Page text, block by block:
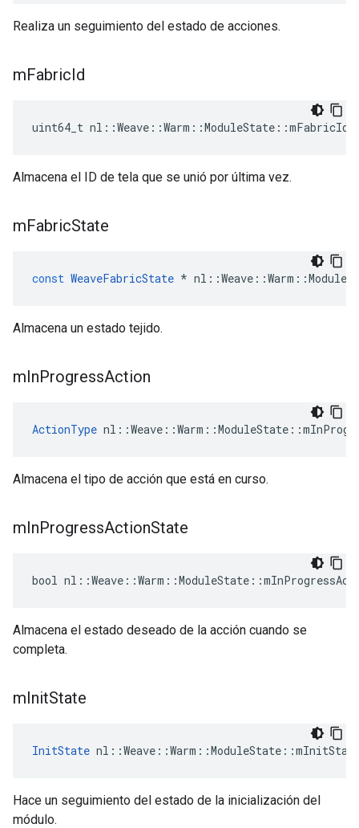
Realiza un seguimiento del estado de acciones.
mFabricId
uint64_t nl::Weave::Warm::ModuleState::mFabricId
Almacena el ID de tela que se unió por última vez.
mFabricState
const WeaveFabricState * nl ::Weave ::Warm ::
Almacena un estado tejido.
mInProgressAction
ActionType
Almacena el tipo de acción que está en curso.
mInProgressActionState
bool
Almacena el estado deseado de la acción cuando se
completa.
mInitState
InitState
Hace un seguimiento del estado de la inicialización del
módulo.